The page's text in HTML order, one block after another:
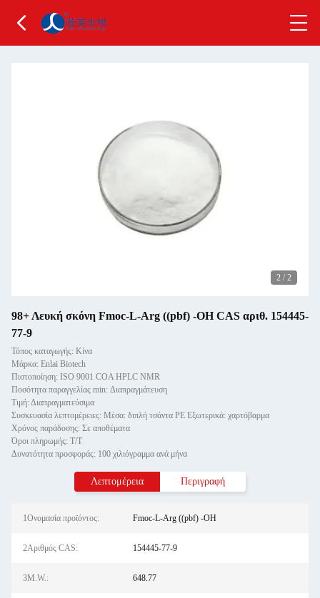
2 / 2
98+ Λευκή σκόνη Fmoc-L-Arg ((pbf) -OH CAS αριθ. 154445-
77-9
Τόπος καταγωγής: Κίνα
Μάρκα: Enlai Biotech
Πιστοποίηση: ISO 9001 COA HPLC NMR
Ποσότητα παραγγελίας min: Διαπραγμάτευση
Τιμή: Διαπραγματεύσιμα
Συσκευασία λεπτομέρειες: Μέσα: διπλή τσάντα PE Εξωτερικά: χαρτόβαρμα
Χρόνος παράδοσης: Σε αποθέματα
Όροι πληρωμής: Τ/Τ
Δυνατότητα προσφοράς: 100 χιλιόγραμμα ανά μήνα
Λεπτομέρεια Περιγραφή
1Ονομασία προϊόντος: Fmoc-L-Arg ((pbf) -OH
2Αριθμός CAS: 154445-77-9
3M.W.: 648.77